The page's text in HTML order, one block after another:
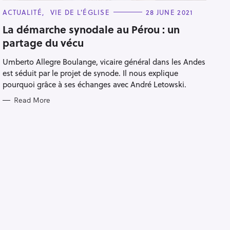
C
T
E
G
O
I
S
ACTUALITÉ VIE DE L'ÉGLISE 28 JUNE 2021
La démarche synodale au Pérou : un
partage du vécu
Umberto Allegre Boulange, vicaire général dans les Andes
est séduit par le projet de synode. Il nous explique
pourquoi grâce à ses échanges avec André Letowski.
Read More